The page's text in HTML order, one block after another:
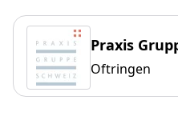
Praxis
Oftringen